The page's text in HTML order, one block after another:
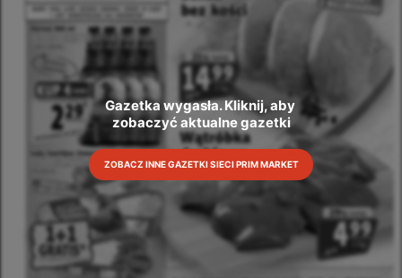
Gazetka wygasła. Kliknij, aby
zobaczyć aktualne gazetki
ZOBACZ INNE GAZETKI SIECI PRIM MARKET